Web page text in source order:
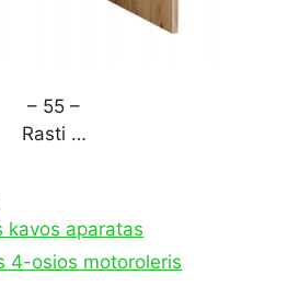
– 55 –
Rasti …
kavos aparatas
4-osios motoroleris